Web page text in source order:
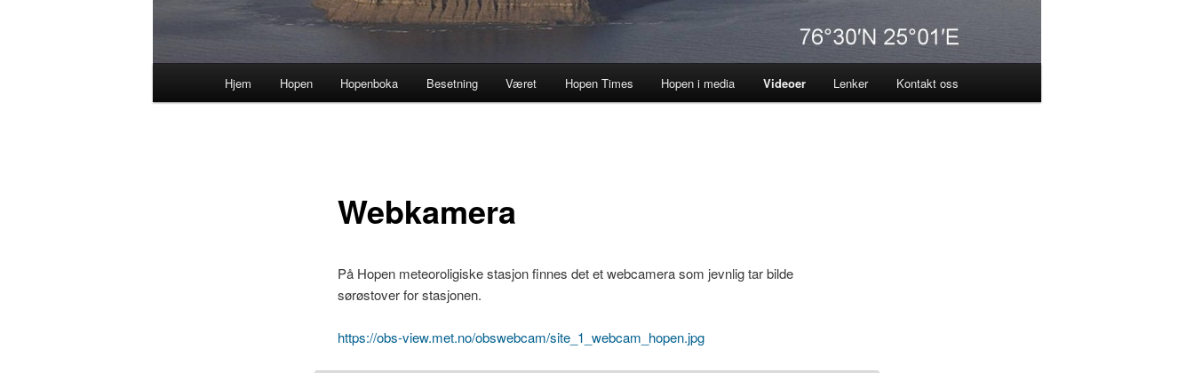
Hjem Hopen Hopenboka Besetning Været Hopen Times Hopen i media Videoer Lenker Kontakt oss
Webkamera
På Hopen meteoroligiske stasjon finnes det et webcamera som jevnlig tar bilde
sørøstover for stasjonen.
https://obs-view.met.no/obswebcam/site_1_webcam_hopen.jpg